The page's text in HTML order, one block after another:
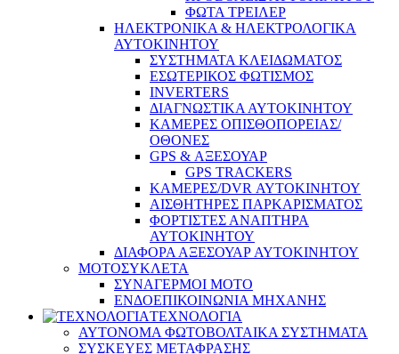
ΦΩΤΑ ΤΡΕΙΛΕΡ
ΗΛΕΚΤΡΟΝΙΚΑ & ΗΛΕΚΤΡΟΛΟΓΙΚΑ
ΑΥΤΟΚΙΝΗΤΟΥ
ΣΥΣΤΗΜΑΤΑ ΚΛΕΙΔΩΜΑΤΟΣ
ΕΣΩΤΕΡΙΚΟΣ ΦΩΤΙΣΜΟΣ
INVERTERS
ΔΙΑΓΝΩΣΤΙΚΑ ΑΥΤΟΚΙΝΗΤΟΥ
ΚΑΜΕΡΕΣ ΟΠΙΣΘΟΠΟΡΕΙΑΣ/
ΟΘΟΝΕΣ
GPS & ΑΞΕΣΟΥΑΡ
GPS TRACKERS
ΚΑΜΕΡΕΣ/DVR ΑΥΤΟΚΙΝΗΤΟΥ
ΑΙΣΘΗΤΗΡΕΣ ΠΑΡΚΑΡΙΣΜΑΤΟΣ
ΦΟΡΤΙΣΤΕΣ ΑΝΑΠΤΗΡΑ
ΑΥΤΟΚΙΝΗΤΟΥ
ΔΙΑΦΟΡΑ ΑΞΕΣΟΥΑΡ ΑΥΤΟΚΙΝΗΤΟΥ
ΜΟΤΟΣΥΚΛΕΤΑ
ΣΥΝΑΓΕΡΜΟΙ ΜΟΤΟ
ΕΝΔΟΕΠΙΚΟΙΝΩΝΙΑ ΜΗΧΑΝΗΣ
ΤΕΧΝΟΛΟΓΙΑ
ΑΥΤΟΝΟΜΑ ΦΩΤΟΒΟΛΤΑΙΚΑ ΣΥΣΤΗΜΑΤΑ
ΣΥΣΚΕΥΕΣ ΜΕΤΑΦΡΑΣΗΣ